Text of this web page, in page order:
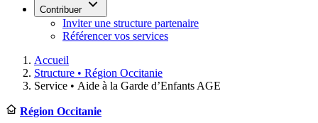
Contribuer
Inviter une structure partenaire
Référencer vos services
Accueil
Structure • Région Occitanie
Service • Aide à la Garde d’Enfants AGE
Région Occitanie